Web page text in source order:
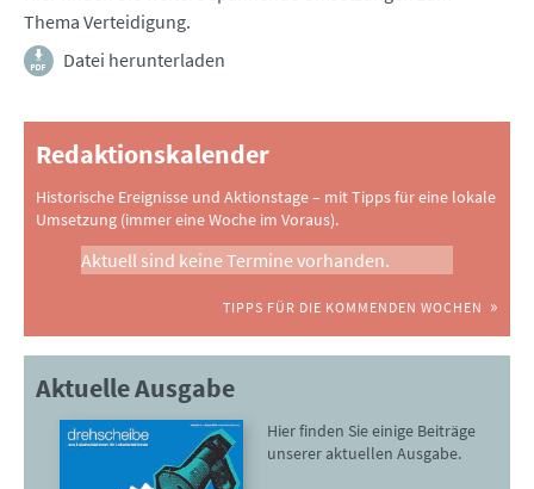
Thema Verteidigung.
Datei herunterladen
Redaktionskalender
Historische Ereignisse und Aktionstage – mit Tipps für eine lokale
Umsetzung (immer eine Woche im Voraus).
Aktuell sind keine Termine vorhanden.
TIPPS FÜR DIE KOMMENDEN WOCHEN
Aktuelle Ausgabe
Hier finden Sie einige Beiträge
unserer aktuellen Ausgabe.